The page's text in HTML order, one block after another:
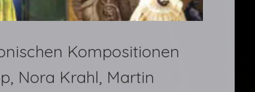
Kompositionen
Nora Krahl, Martin